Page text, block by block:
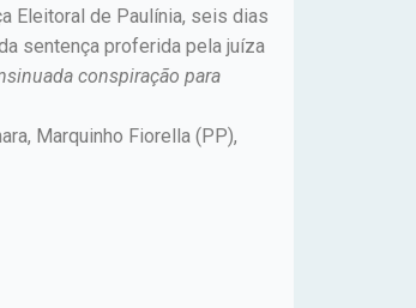
Eleitoral de Paulínia, seis dias
sentença proferida pela juíza
conspiração para
Marquinho Fiorella (PP),